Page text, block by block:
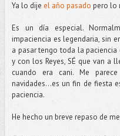
Ya lo dije el año pasado pero lo
Es un día especial.
impaciencia es legendaria, sin
a pasar tengo toda la
y con los Reyes, SÉ que van a
cuando era cani. Me
navidades...es un fin de fiesta
paciencia.
He hecho un breve repaso de